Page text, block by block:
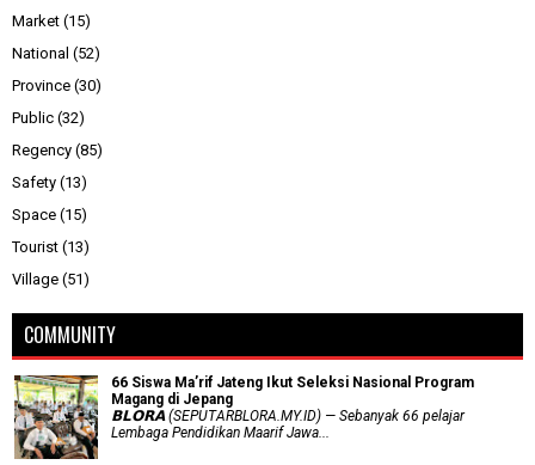
Market (15)
National (52)
Province (30)
Public (32)
Regency (85)
Safety (13)
Space (15)
Tourist (13)
Village (51)
COMMUNITY
66 Siswa Ma’rif Jateng Ikut Seleksi Nasional Program
Magang di Jepang
𝗕𝗟𝗢𝗥𝗔 (SEPUTARBLORA.MY.ID) — Sebanyak 66 pelajar
Lembaga Pendidikan Maarif Jawa...